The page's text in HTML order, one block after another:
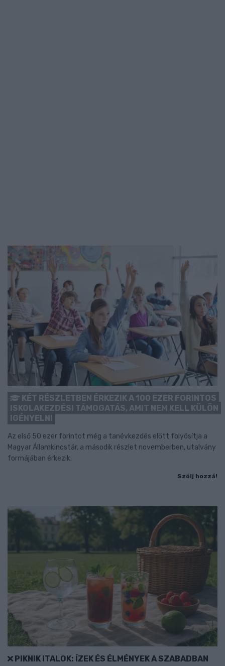
KÉT RÉSZLETBEN ÉRKEZIK A 100 EZER FORINTOS
ISKOLAKEZDÉSI TÁMOGATÁS, AMIT NEM KELL KÜLÖN
IGÉNYELNI
Az első 50 ezer forintot még a tanévkezdés előtt folyósítja a
Magyar Államkincstár, a második részlet novemberben, utalvány
formájában érkezik.
Szólj hozzá!
PIKNIK ITALOK: ÍZEK ÉS ÉLMÉNYEK A SZABADBAN